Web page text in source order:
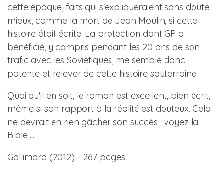
cette époque, faits qui s'expliqueraient sans doute
mieux, comme la mort de Jean Moulin, si cette
histoire était écrite. La protection dont GP a
bénéficié, y compris pendant les 20 ans de son
trafic avec les Soviétiques, me semble donc
patente et relever de cette histoire souterraine.
Quoi qu'il en soit, le roman est excellent, bien écrit,
même si son rapport à la réalité est douteux. Cela
ne devrait en rien gâcher son succès : voyez la
Bible ...
Gallimard (2012) - 267 pages